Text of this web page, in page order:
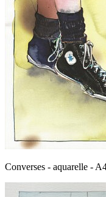
Converses - aquarelle -